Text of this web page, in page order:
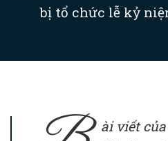
bị tổ chức lễ kỷ
ài viết